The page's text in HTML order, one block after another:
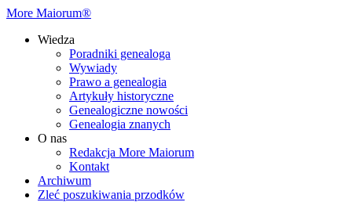
More Maiorum®
Wiedza
Poradniki genealoga
Wywiady
Prawo a genealogia
Artykuły historyczne
Genealogiczne nowości
Genealogia znanych
O nas
Redakcja More Maiorum
Kontakt
Archiwum
Zleć poszukiwania przodków